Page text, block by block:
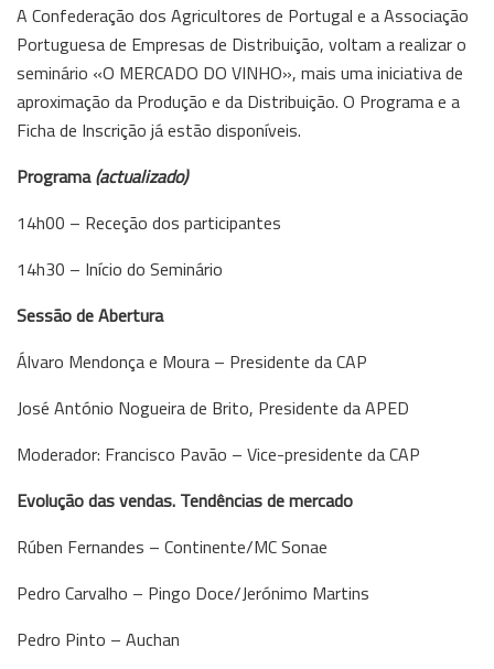
A Confederação dos Agricultores de Portugal e a Associação
Portuguesa de Empresas de Distribuição, voltam a realizar o
seminário «O MERCADO DO VINHO», mais uma iniciativa de
aproximação da Produção e da Distribuição. O Programa e a
Ficha de Inscrição já estão disponíveis.
Programa(actualizado)
14h00 – Receção dos participantes
14h30 – Início do Seminário
Sessão de Abertura
Álvaro Mendonça e Moura – Presidente da CAP
José António Nogueira de Brito, Presidente da APED
Moderador: Francisco Pavão – Vice-presidente da CAP
Evolução das vendas. Tendências de mercado
Rúben Fernandes – Continente/MC Sonae
Pedro Carvalho – Pingo Doce/Jerónimo Martins
Pedro Pinto – Auchan